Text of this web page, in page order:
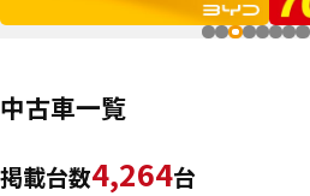
中古車一覧
掲載台数4,264台